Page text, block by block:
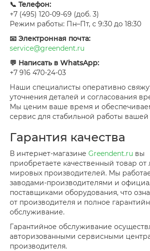
📞 Телефон:
+7 (495) 120-09-69 (доб. 3)
Режим работы: Пн–Пт, с 9:30 до 18:30
📧 Электронная почта:
service@greendent.ru
💬 Написать в WhatsApp:
+7 916 470-24-03
Наши специалисты оперативно
уточнения деталей и согласования
Мы ценим ваше время и
сервис для стабильной работы
Гарантия качества
В интернет-магазине Greendent.ru вы
приобретаете качественный товар от
мировых производителей. Мы
заводами-производителями и
поставщиками оборудования, что
от производителя и полное
обслуживание.
Гарантийное обслуживание
авторизованными сервисными
производителя.